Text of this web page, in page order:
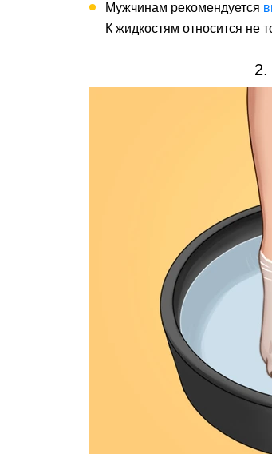
Мужчинам рекомендуется
К жидкостям относится не
2.